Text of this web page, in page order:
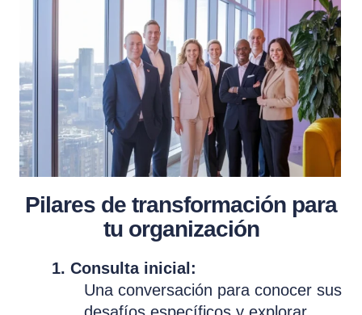
Pilares de transformación para
tu organización
1. Consulta inicial:
Una conversación para conocer sus